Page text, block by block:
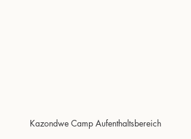
Kazondwe Camp Aufenthaltsbereich